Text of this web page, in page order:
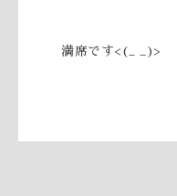
満席です<(_ _)>